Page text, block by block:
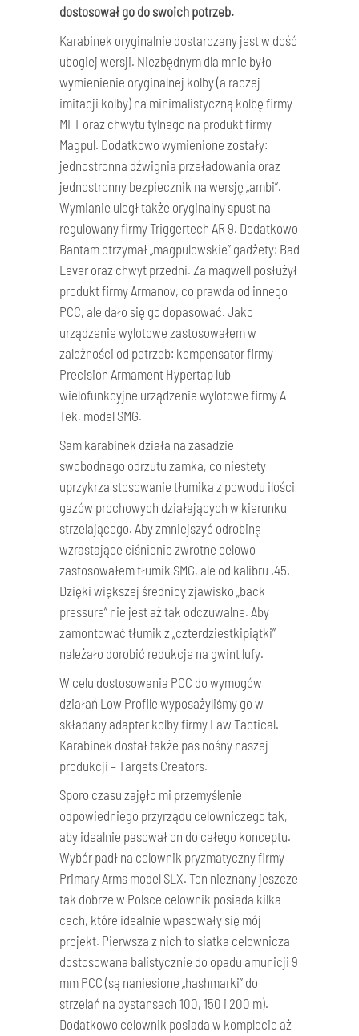
dostosował go do swoich potrzeb.
Karabinek oryginalnie dostarczany jest w dość
ubogiej wersji. Niezbędnym dla mnie było
wymienienie oryginalnej kolby (a raczej
imitacji kolby) na minimalistyczną kolbę firmy
MFT oraz chwytu tylnego na produkt firmy
Magpul. Dodatkowo wymienione zostały:
jednostronna dźwignia przeładowania oraz
jednostronny bezpiecznik na wersję „ambi”.
Wymianie uległ także oryginalny spust na
regulowany firmy Triggertech AR 9. Dodatkowo
Bantam otrzymał „magpulowskie” gadżety: Bad
Lever oraz chwyt przedni. Za magwell posłużył
produkt firmy Armanov, co prawda od innego
PCC, ale dało się go dopasować. Jako
urządzenie wylotowe zastosowałem w
zależności od potrzeb: kompensator firmy
Precision Armament Hypertap lub
wielofunkcyjne urządzenie wylotowe firmy A-
Tek, model SMG.
Sam karabinek działa na zasadzie
swobodnego odrzutu zamka, co niestety
uprzykrza stosowanie tłumika z powodu ilości
gazów prochowych działających w kierunku
strzelającego. Aby zmniejszyć odrobinę
wzrastające ciśnienie zwrotne celowo
zastosowałem tłumik SMG, ale od kalibru .45.
Dzięki większej średnicy zjawisko „back
pressure” nie jest aż tak odczuwalne. Aby
zamontować tłumik z „czterdziestkipiątki”
należało dorobić redukcje na gwint lufy.
W celu dostosowania PCC do wymogów
działań Low Profile wyposażyliśmy go w
składany adapter kolby firmy Law Tactical.
Karabinek dostał także pas nośny naszej
produkcji – Targets Creators.
Sporo czasu zajęło mi przemyślenie
odpowiedniego przyrządu celowniczego tak,
aby idealnie pasował on do całego konceptu.
Wybór padł na celownik pryzmatyczny firmy
Primary Arms model SLX. Ten nieznany jeszcze
tak dobrze w Polsce celownik posiada kilka
cech, które idealnie wpasowały się mój
projekt. Pierwsza z nich to siatka celownicza
dostosowana balistycznie do opadu amunicji 9
mm PCC (są naniesione „hashmarki” do
strzelań na dystansach 100, 150 i 200 m).
Dodatkowo celownik posiada w komplecie aż